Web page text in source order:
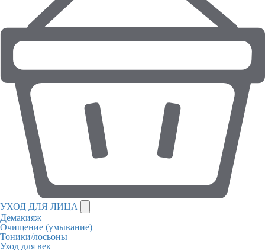
УХОД ДЛЯ ЛИЦА
Демакияж
Очищение (умывание)
Тоники/лосьоны
Уход для век